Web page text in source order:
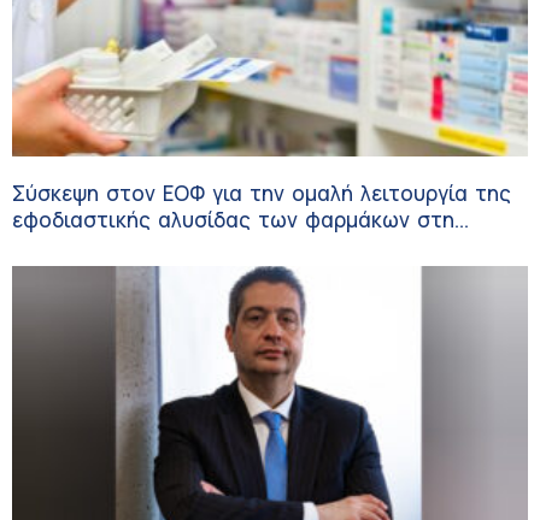
Σύσκεψη στον ΕΟΦ για την ομαλή λειτουργία της
εφοδιαστικής αλυσίδας των φαρμάκων στη